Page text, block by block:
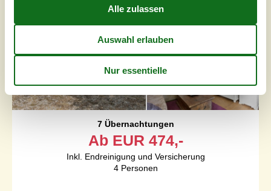
7 Übernachtungen
Ab EUR 474,-
Inkl. Endreinigung und Versicherung
4 Personen